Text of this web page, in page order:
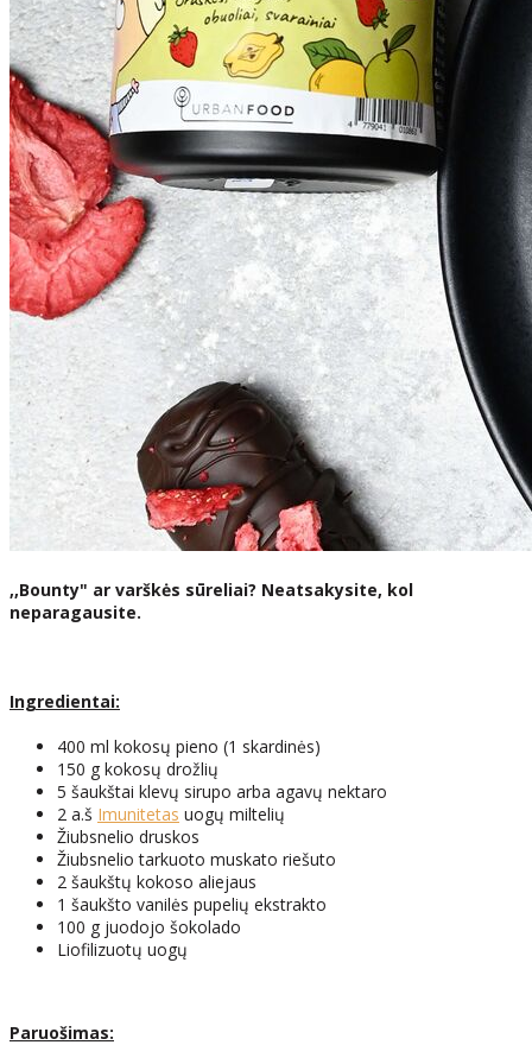
,,Bounty" ar varškės sūreliai? Neatsakysite, kol
neparagausite.
Ingredientai:
400 ml kokosų pieno (1 skardinės)
150 g kokosų drožlių
5 šaukštai klevų sirupo arba agavų nektaro
2 a.š Imunitetas uogų miltelių
Žiubsnelio druskos
Žiubsnelio tarkuoto muskato riešuto
2 šaukštų kokoso aliejaus
1 šaukšto vanilės pupelių ekstrakto
100 g juodojo šokolado
Liofilizuotų uogų
Paruošimas: